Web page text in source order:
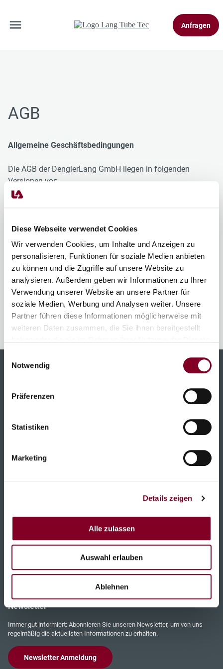
Diese Webseite verwendet Cookies
Wir verwenden Cookies, um Inhalte und Anzeigen zu
personalisieren, Funktionen für soziale Medien anbieten
zu können und die Zugriffe auf unsere Website zu
analysieren. Außerdem geben wir Informationen zu Ihrer
Verwendung unserer Website an unsere Partner für
soziale Medien, Werbung und Analysen weiter. Unsere
Partner führen diese Informationen möglicherweise mit
weiteren Daten zusammen, die Sie ihnen bereitgestellt
Notwendig
Präferenzen
Statistiken
Marketing
Details zeigen
Alle zulassen
Auswahl erlauben
Ablehnen
Anfragen
AGB
Allgemeine Geschäftsbedingungen
Die AGB der DenglerLang GmbH liegen in folgenden
Versionen vor:
Sie können über die nebenstehenden Hyperlinks als PDF-
Dokumente abgerufen werden, bei der DenglerLang GmbH
telefonisch, per Fax oder per Post kostenlos angefordert
werden, bzw. liegen in den Geschäftsräumen der
DenglerLang GmbH zur Einsicht aus.
Unsere Innovationen
Dienstleistungen
Zertifikate
Kontakt
Newsletter
Immer gut informiert: Abonnieren Sie unseren Newsletter, um von uns
regelmäßig die aktuellsten Informationen zu erhalten.
Newsletter Anmeldung